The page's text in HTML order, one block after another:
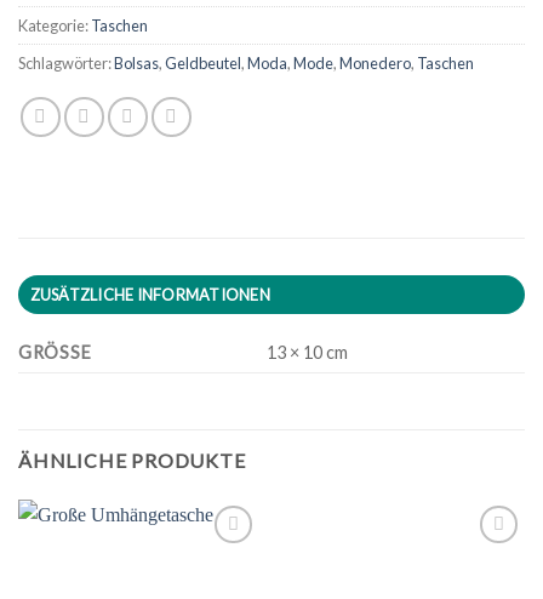
Kategorie:Taschen
Schlagwörter:Bolsas,Geldbeutel,Moda,Mode,Monedero, Taschen
ZUSÄTZLICHE INFORMATIONEN
GRÖSSE 13 × 10 cm
ÄHNLICHE PRODUKTE